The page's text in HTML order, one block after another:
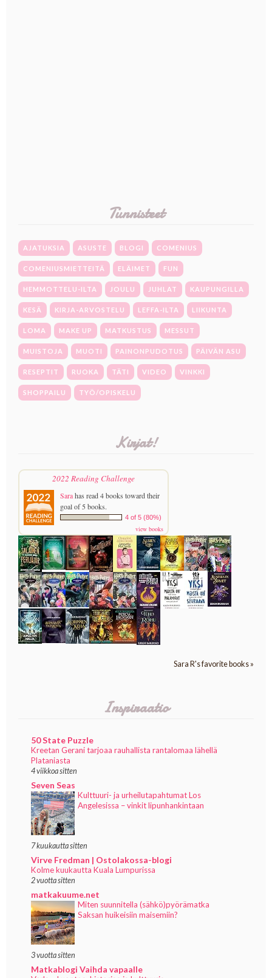
Tunnisteet
AJATUKSIA ASUSTE BLOGI COMENIUS
COMENIUSMIETTEITÄ ELÄIMET FUN
HEMMOTTELU-ILTA JOULU JUHLAT KAUPUNGILLA
KESÄ KIRJA-ARVOSTELU LEFFA-ILTA LIIKUNTA
LOMA MAKE UP MATKUSTUS MESSUT
MUISTOJA MUOTI PAINONPUDOTUS PÄIVÄN ASU
RESEPTIT RUOKA TÄTI VIDEO VINKKI
SHOPPAILU TYÖ/OPISKELU
Kirjat!
2022 Reading Challenge
Sarahas read 4 books toward their
goal of 5 books.
4 of 5 (80%)
view books
Sara R's favorite books »
Inspiraatio
50 State Puzzle
Kreetan Gerani tarjoaa rauhallista rantalomaa lähellä
Plataniasta
4 viikkoa sitten
Seven Seas
Kulttuuri- ja urheilutapahtumat Los
Angelesissa – vinkit lipunhankintaan
7 kuukautta sitten
Virve Fredman | Ostolakossa-blogi
Kolme kuukautta Kuala Lumpurissa
2 vuotta sitten
matkakuume.net
Miten suunnitella (sähkö)pyörämatka
Saksan huikeisiin maisemiin?
3 vuotta sitten
Matkablogi Vaihda vapaalle